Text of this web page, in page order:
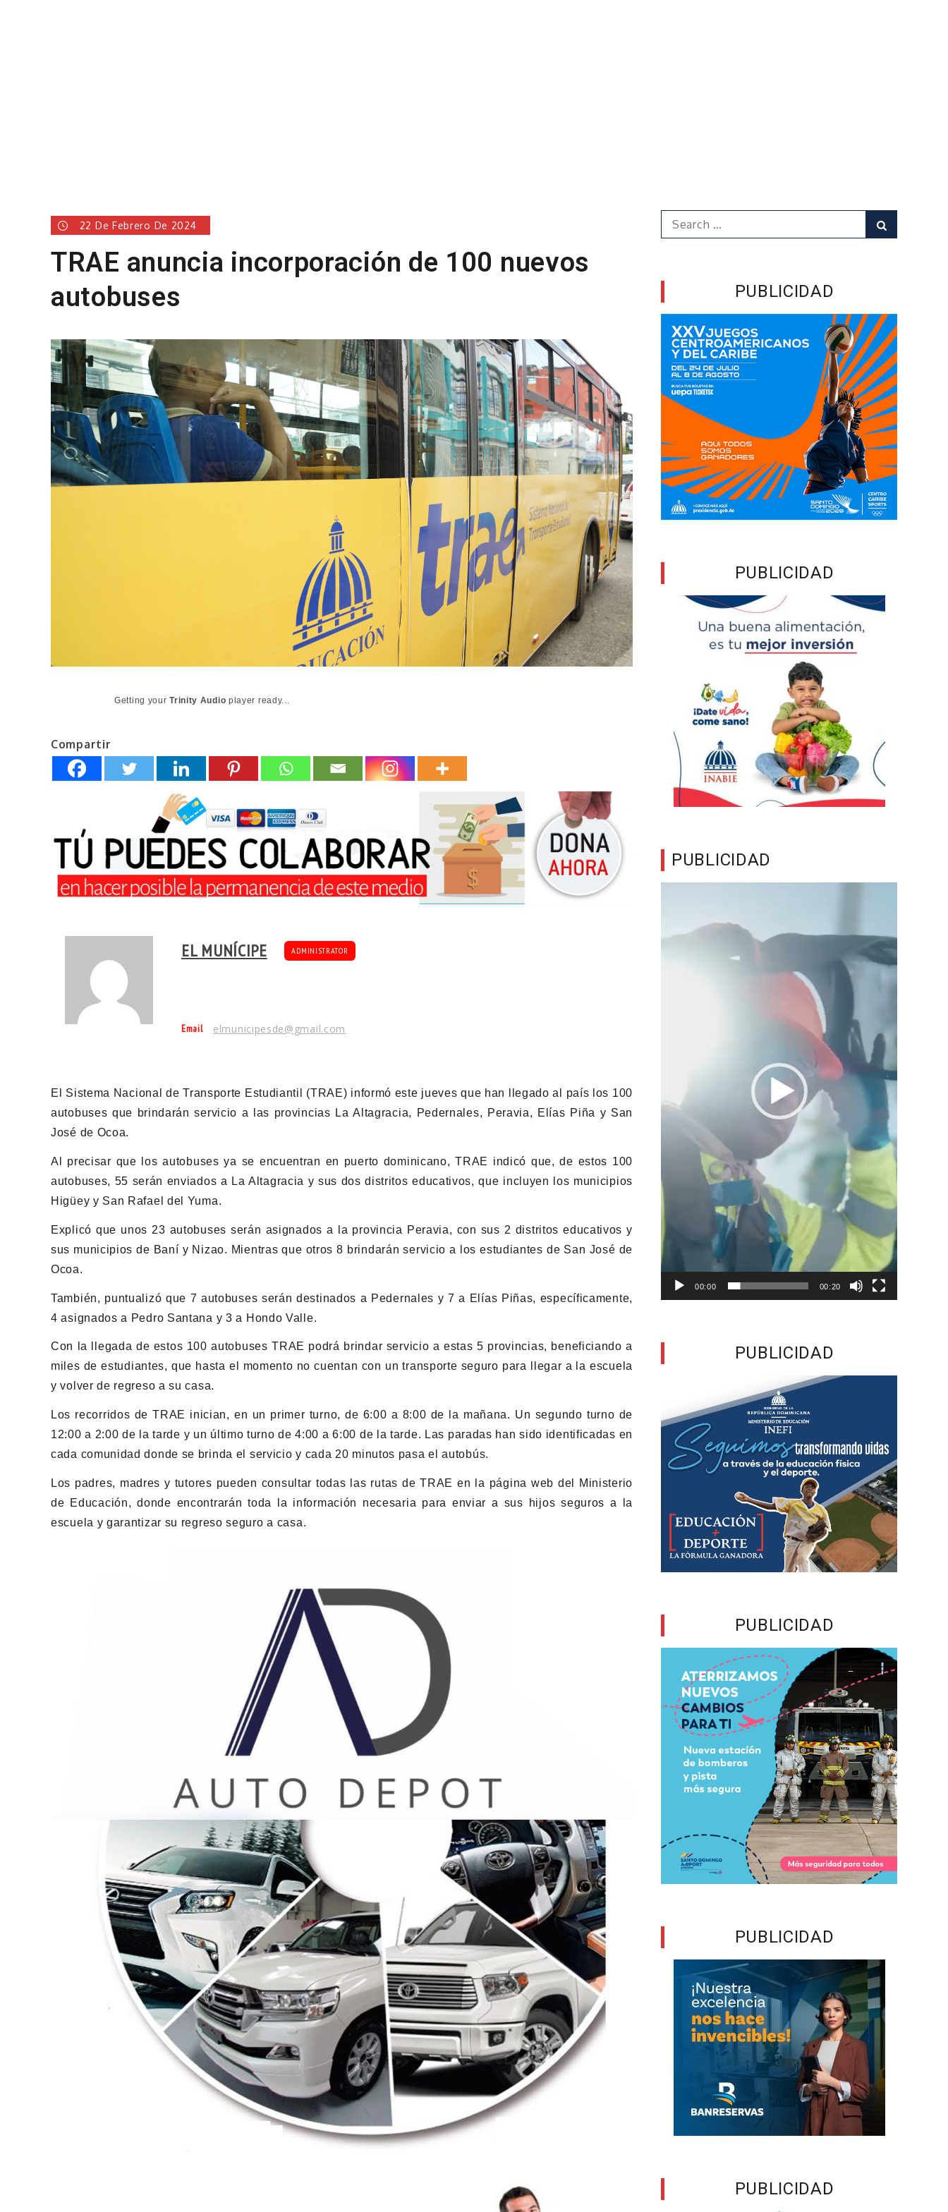
22 De Febrero De 2024
TRAE anuncia incorporación de 100 nuevos
autobuses
Getting yourTrinity Audio player ready...
Compartir
EL MUNÍCIPE ADMINISTRATOR
Email elmunicipesde@gmail.com
El Sistema Nacional de Transporte Estudiantil (TRAE) informó este jueves que han llegado al país los 100
autobuses que brindarán servicio a las provincias La Altagracia, Pedernales, Peravia, Elías Piña y San
José de Ocoa.
Al precisar que los autobuses ya se encuentran en puerto dominicano, TRAE indicó que, de estos 100
autobuses, 55 serán enviados a La Altagracia y sus dos distritos educativos, que incluyen los municipios
Higüey y San Rafael del Yuma.
Explicó que unos 23 autobuses serán asignados a la provincia Peravia, con sus 2 distritos educativos y
sus municipios de Baní y Nizao. Mientras que otros 8 brindarán servicio a los estudiantes de San José de
Ocoa.
También, puntualizó que 7 autobuses serán destinados a Pedernales y 7 a Elías Piñas, específicamente,
4 asignados a Pedro Santana y 3 a Hondo Valle.
Con la llegada de estos 100 autobuses TRAE podrá brindar servicio a estas 5 provincias, beneficiando a
miles de estudiantes, que hasta el momento no cuentan con un transporte seguro para llegar a la escuela
y volver de regreso a su casa.
Los recorridos de TRAE inician, en un primer turno, de 6:00 a 8:00 de la mañana. Un segundo turno de
12:00 a 2:00 de la tarde y un último turno de 4:00 a 6:00 de la tarde. Las paradas han sido identificadas en
cada comunidad donde se brinda el servicio y cada 20 minutos pasa el autobús.
Los padres, madres y tutores pueden consultar todas las rutas de TRAE en la página web del Ministerio
de Educación, donde encontrarán toda la información necesaria para enviar a sus hijos seguros a la
escuela y garantizar su regreso seguro a casa.
Search
for:
PUBLICIDAD
PUBLICIDAD
PUBLICIDAD
00:00 00:20
PUBLICIDAD
PUBLICIDAD
PUBLICIDAD
PUBLICIDAD